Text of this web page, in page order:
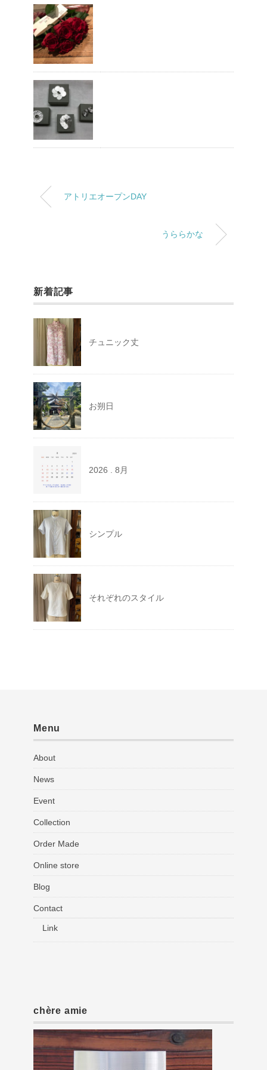
アトリエオープンDAY
うららかな
新着記事
チュニック丈
お朔日
2026 . 8月
シンプル
それぞれのスタイル
Menu
About
News
Event
Collection
Order Made
Online store
Blog
Contact
Link
chère amie